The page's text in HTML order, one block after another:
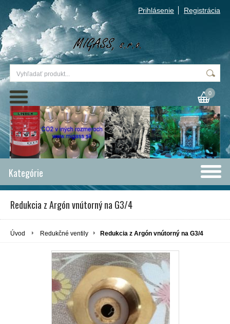
Prihlásenie Registrácia
0
Kategórie
Redukcia z Argón vnútorný na G3/4
Úvod Redukčné ventily Redukcia z Argón vnútorný na G3/4